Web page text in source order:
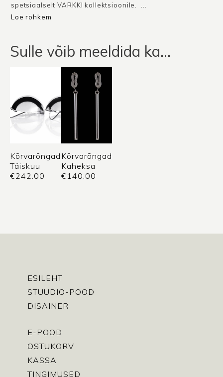
spetsiaalselt VARKKI kollektsioonile. ...
Loe rohkem
Sulle võib meeldida ka…
Kõrvarõngad
Täiskuu
€242.00
Kõrvarõngad
Kaheksa
€140.00
ESILEHT
STUUDIO-POOD
DISAINER
E-POOD
OSTUKORV
KASSA
TINGIMUSED